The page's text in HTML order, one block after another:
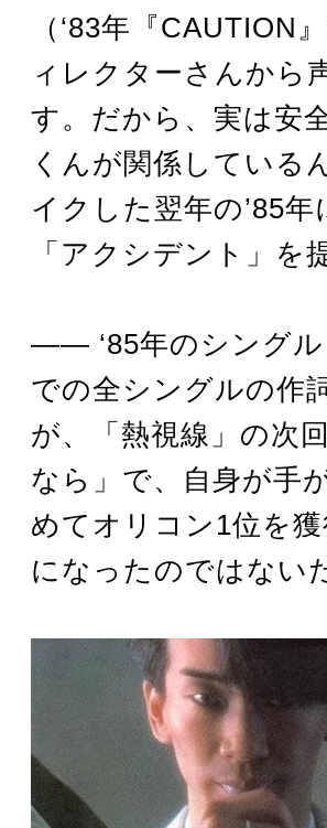
（‘83年『CAUTION
ィレクターさんから
す。だから、実は安
くんが関係している
イクした翌年の’85
「アクシデント」を
―― ‘85年のシングル
での全シングルの作
が、「熱視線」の次
なら」で、自身が手
めてオリコン1位を
になったのではない